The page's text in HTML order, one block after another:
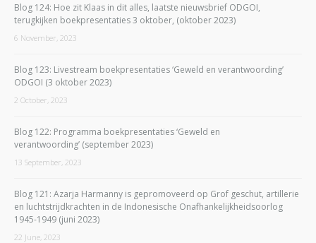
Blog 124: Hoe zit Klaas in dit alles, laatste nieuwsbrief ODGOI,
terugkijken boekpresentaties 3 oktober, (oktober 2023)
6 November, 2023
Blog 123: Livestream boekpresentaties ‘Geweld en verantwoording’
ODGOI (3 oktober 2023)
2 October, 2023
Blog 122: Programma boekpresentaties ‘Geweld en
verantwoording’ (september 2023)
13 September, 2023
Blog 121: Azarja Harmanny is gepromoveerd op Grof geschut, artillerie
en luchtstrijdkrachten in de Indonesische Onafhankelijkheidsoorlog
1945-1949 (juni 2023)
22 June, 2023